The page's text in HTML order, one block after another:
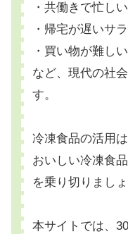
・共働きで忙し
・帰宅が遅いサ
・買い物が難し
など、現代の社
す。
冷凍食品の活用
おいしい冷凍食
を乗り切りましょ
本サイトでは、